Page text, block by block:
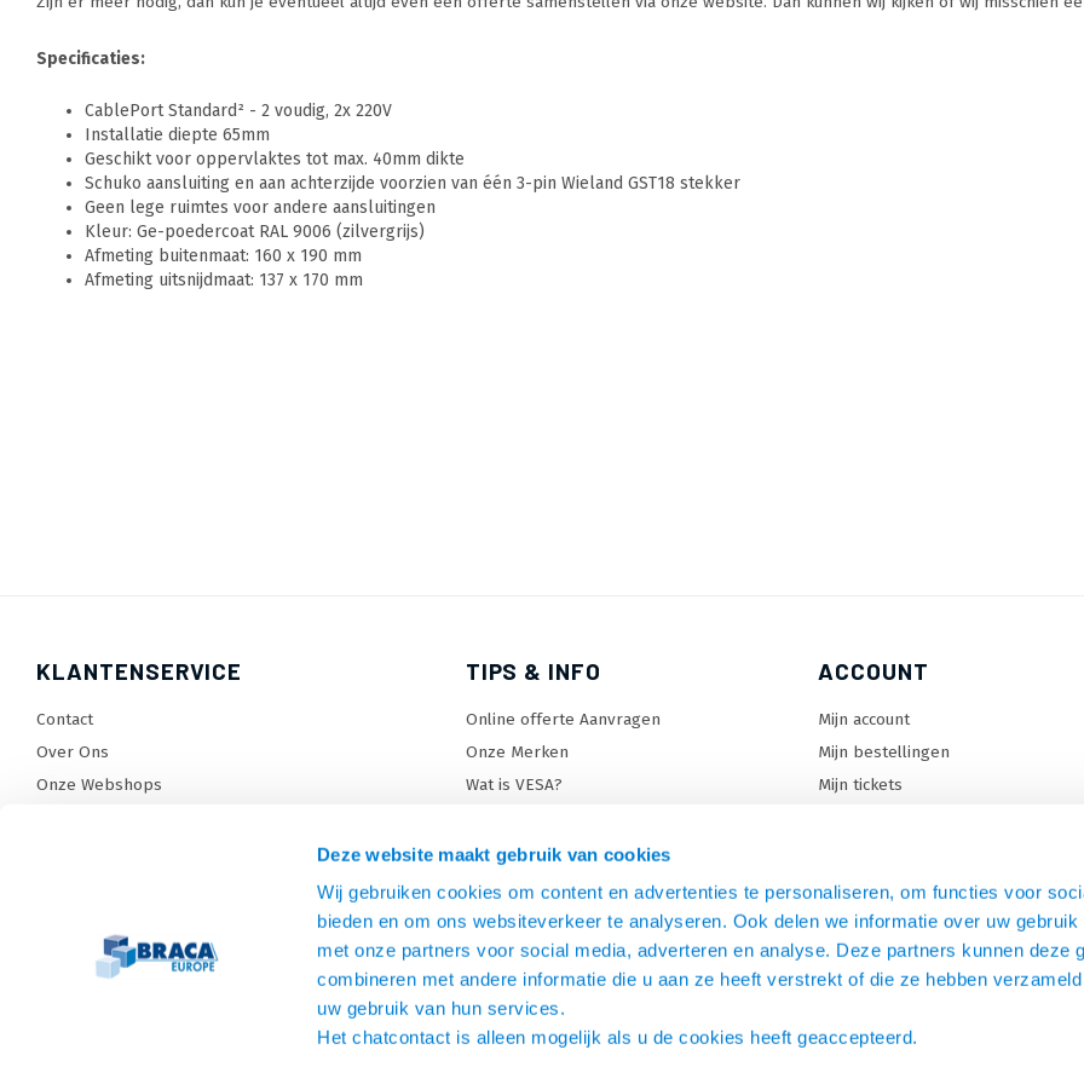
Deze website maakt gebruik van cookies
Wij gebruiken cookies om content en advertenties te personaliseren, om functies voor
bieden en om ons websiteverkeer te analyseren. Ook delen we informatie over uw
met onze partners voor social media, adverteren en analyse. Deze partners kunnen deze
combineren met andere informatie die u aan ze heeft verstrekt of die ze hebben
uw gebruik van hun services.
Het chatcontact is alleen mogelijk als u de cookies heeft geaccepteerd.
Specificaties:
CablePort Standard² - 2 voudig, 2x 220V
Installatie diepte 65mm
Geschikt voor oppervlaktes tot max. 40mm dikte
Schuko aansluiting en aan achterzijde voorzien van één 3-pin Wieland GST18 stekker
Geen lege ruimtes voor andere aansluitingen
Kleur: Ge-poedercoat RAL 9006 (zilvergrijs)
Afmeting buitenmaat: 160 x 190 mm
Afmeting uitsnijdmaat: 137 x 170 mm
KLANTENSERVICE
Contact
Over Ons
Onze Webshops
Betaalmethoden en voorwaarden
Privacy policy
TIPS & INFO
Online offerte Aanvragen
Onze Merken
Wat is VESA?
TV standaard keuzehulp
TV lift keuzehulp
Monitorarm keuzehulp
SiteMap
ACCOUNT
Mijn account
Mijn bestellingen
Mijn tickets